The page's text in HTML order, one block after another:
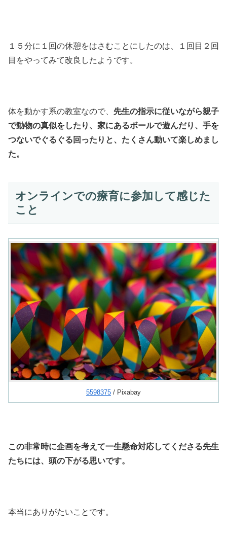
１５分に１回の休憩をはさむことにしたのは、１回目２回
目をやってみて改良したようです。
体を動かす系の教室なので、 先生の指示に従いながら親子
で動物の真似をしたり、家にあるボールで遊んだり、手を
つないでぐるぐる回ったりと、たくさん動いて楽しめまし
た。
オンラインでの療育に参加して感じた
こと
5598375 / Pixabay
この非常時に企画を考えて一生懸命対応してくださる先生
たちには、頭の下がる思いです。
本当にありがたいことです。